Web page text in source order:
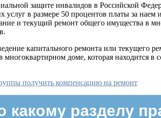
защите инвалидов в Российской
услуг в размере 50 процентов платы за наем
и текущий ремонт общего имущества в
капитального ремонта или текущего
доме, которая находится в
получить компенсацию на ремонт